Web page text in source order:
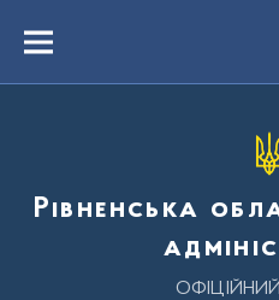
вмістуMenu
Рівненська